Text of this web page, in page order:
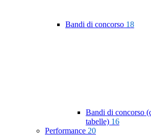
Bandi di concorso 18
Bandi di concorso
tabelle) 16
Performance 20